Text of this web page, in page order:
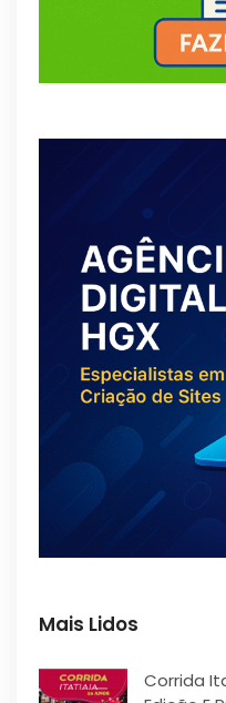
Mais Lidos
Corrida